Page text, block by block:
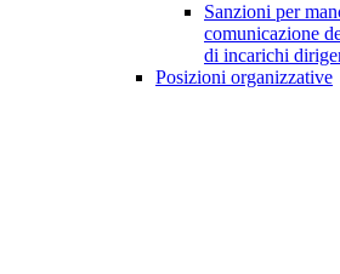
Sanzioni per
comunicazione
di incarichi
Posizioni organizzative